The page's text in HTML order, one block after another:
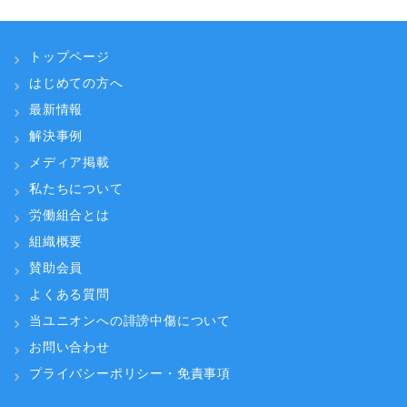
トップページ
はじめての方へ
最新情報
解決事例
メディア掲載
私たちについて
労働組合とは
組織概要
賛助会員
よくある質問
当ユニオンへの誹謗中傷について
お問い合わせ
プライバシーポリシー・免責事項